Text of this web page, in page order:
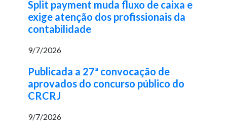
Split payment muda fluxo de caixa e
exige atenção dos profissionais da
contabilidade
9/7/2026
Publicada a 27ª convocação de
aprovados do concurso público do
CRCRJ
9/7/2026